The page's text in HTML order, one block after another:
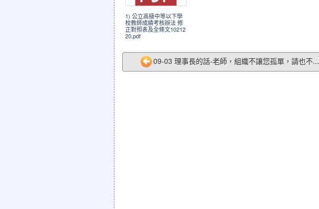
1) 公立高級中等以下學
校教師成績考核辦法 修
正對照表及全條文10212
20.pdf
09-03 理事長的話-老師，組織不讓您孤單，請也不...